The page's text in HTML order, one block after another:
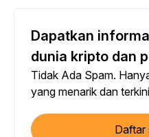
Dapatkan
dunia kripto dan
Tidak Ada Spam.
yang menarik dan
Daftar